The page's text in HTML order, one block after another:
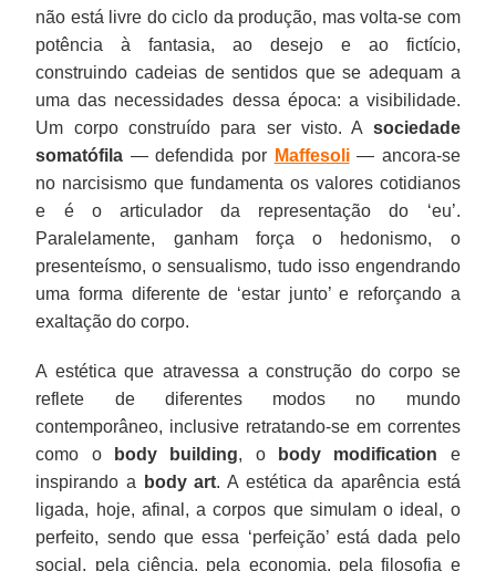
não está livre do ciclo da produção, mas volta-se com
potência à fantasia, ao desejo e ao fictício,
construindo cadeias de sentidos que se adequam a
uma das necessidades dessa época: a visibilidade.
Um corpo construído para ser visto. A sociedade
somatófila — defendida por Maffesoli— ancora-se
no narcisismo que fundamenta os valores cotidianos
e é o articulador da representação do ‘eu’.
Paralelamente, ganham força o hedonismo, o
presenteísmo, o sensualismo, tudo isso engendrando
uma forma diferente de ‘estar junto’ e reforçando a
exaltação do corpo.
A estética que atravessa a construção do corpo se
reflete de diferentes modos no mundo
contemporâneo, inclusive retratando-se em correntes
como o
body building, o body modification e
inspirando a
body art. A estética da aparência está
ligada, hoje, afinal, a corpos que simulam o ideal, o
perfeito, sendo que essa ‘perfeição’ está dada pelo
social, pela ciência, pela economia, pela filosofia e